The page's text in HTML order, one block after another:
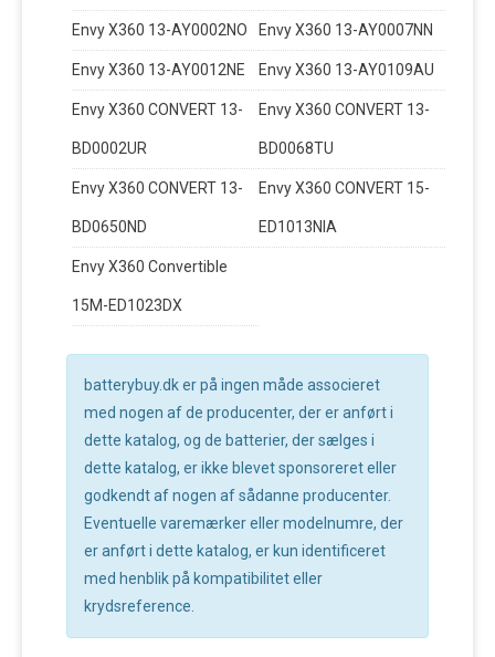
Envy X360 13-AY0002NO Envy X360 13-AY0007NN
Envy X360 13-AY0012NE Envy X360 13-AY0109AU
Envy X360 CONVERT 13-
BD0002UR
Envy X360 CONVERT 13-
BD0068TU
Envy X360 CONVERT 13-
BD0650ND
Envy X360 CONVERT 15-
ED1013NIA
Envy X360 Convertible
15M-ED1023DX
batterybuy.dk er på ingen måde associeret
med nogen af de producenter, der er anført i
dette katalog, og de batterier, der sælges i
dette katalog, er ikke blevet sponsoreret eller
godkendt af nogen af sådanne producenter.
Eventuelle varemærker eller modelnumre, der
er anført i dette katalog, er kun identificeret
med henblik på kompatibilitet eller
krydsreference.